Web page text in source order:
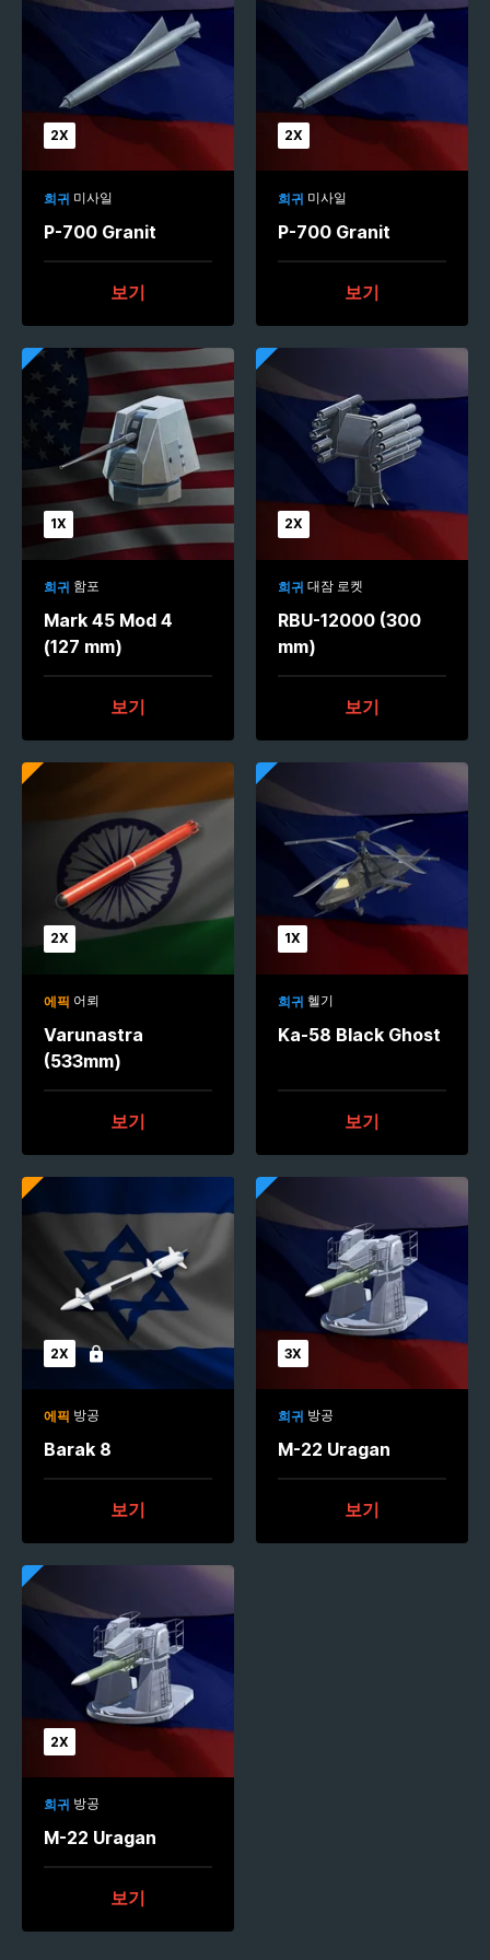
2X
희귀 미사일
P-700 Granit
보기
2X
희귀 미사일
P-700 Granit
보기
1X
희귀 함포
Mark 45 Mod 4
(127 mm)
보기
2X
희귀 대잠 로켓
RBU-12000 (300
mm)
보기
2X
에픽 어뢰
Varunastra
(533mm)
보기
1X
희귀 헬기
Ka-58 Black Ghost
보기
2X 잠김
에픽 방공
Barak 8
보기
3X
희귀 방공
M-22 Uragan
보기
2X
희귀 방공
M-22 Uragan
보기